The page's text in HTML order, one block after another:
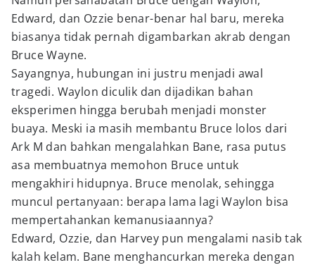
Edward, dan Ozzie benar-benar hal baru, mereka
biasanya tidak pernah digambarkan akrab dengan
Bruce Wayne.
Sayangnya, hubungan ini justru menjadi awal
tragedi. Waylon diculik dan dijadikan bahan
eksperimen hingga berubah menjadi monster
buaya. Meski ia masih membantu Bruce lolos dari
Ark M dan bahkan mengalahkan Bane, rasa putus
asa membuatnya memohon Bruce untuk
mengakhiri hidupnya. Bruce menolak, sehingga
muncul pertanyaan: berapa lama lagi Waylon bisa
mempertahankan kemanusiaannya?
Edward, Ozzie, dan Harvey pun mengalami nasib tak
kalah kelam. Bane menghancurkan mereka dengan